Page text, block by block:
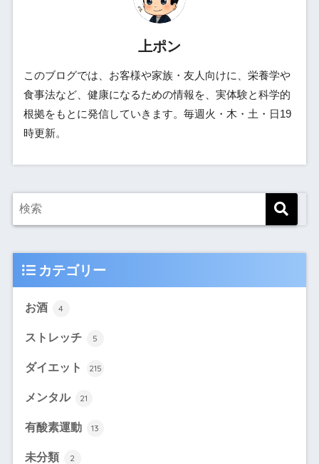
上ポン
このブログでは、お客様や家族・友人向けに、栄養学や
食事法など、健康になるための情報を、実体験と科学的
根拠をもとに発信していきます。毎週火・木・土・日19
時更新。
カテゴリー
お酒 4
ストレッチ 5
ダイエット 215
メンタル 21
有酸素運動 13
未分類 2